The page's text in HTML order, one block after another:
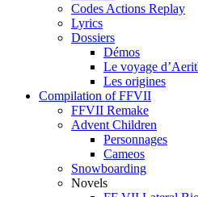
Codes Actions Replay
Lyrics
Dossiers
Démos
Le voyage
Les origines
Compilation of FFVII
FFVII Remake
Advent Children
Personnages
Cameos
Snowboarding
Novels